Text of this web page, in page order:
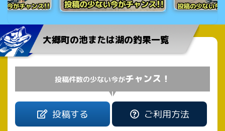
大郷町の池または湖の釣果一覧
投稿件数の少ない今がチャンス！
投稿する ご利用方法